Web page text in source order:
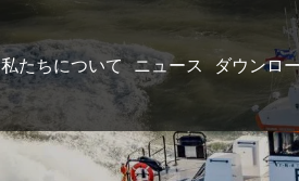
私たちについて ニュース ダウンロ